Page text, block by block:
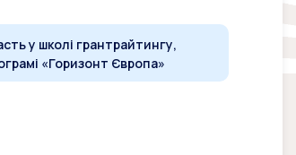
у школі грантрайтингу,
«Горизонт Європа»